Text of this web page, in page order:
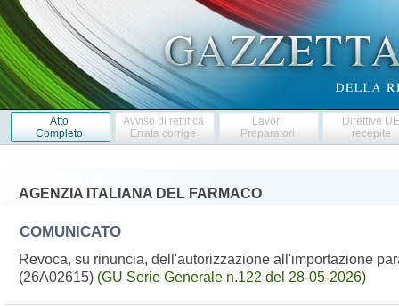
Atto
Completo
Avviso di rettifica
Errata corrige
Lavori
Preparatori
Direttive
recepite
AGENZIA ITALIANA DEL FARMACO
COMUNICATO
Revoca, su rinuncia, dell'autorizzazione all'importazione
(26A02615) (GU Serie Generale n.122 del 28-05-2026)